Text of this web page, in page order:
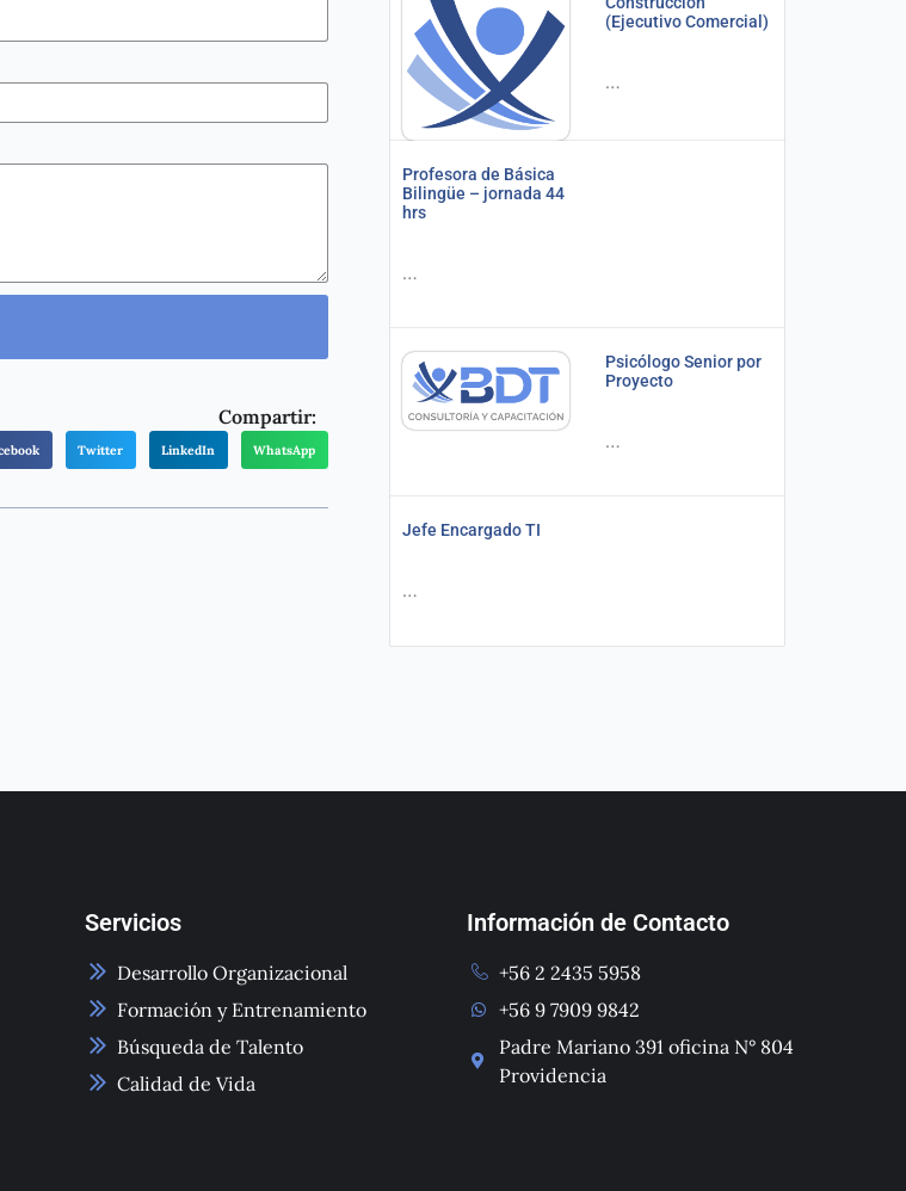
Compartir:
Twitter LinkedIn WhatsApp
(Ejecutivo Comercial)
…
Profesora de Básica
Bilingüe – jornada 44
hrs
…
Psicólogo Senior por
Proyecto
…
Jefe Encargado TI
…
Servicios
Desarrollo Organizacional
Formación y Entrenamiento
Búsqueda de Talento
Calidad de Vida
Información de Contacto
+56 2 2435 5958
+56 9 7909 9842
Padre Mariano 391 oficina N° 804
Providencia